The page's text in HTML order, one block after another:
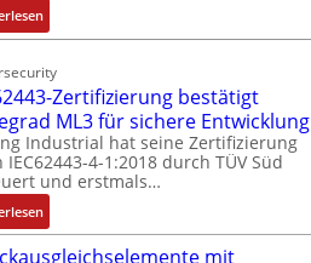
-
I
d
u
s
t
r
i
e
:
M
b
i
l
f
u
n
k
Zertifizierung bestätigt
ML3 für sichere Entwicklung
Industrial hat seine Zertifizierung
IEC62443-4-1:2018 durch TÜV Süd
und erstmals…
:
I
E
mit